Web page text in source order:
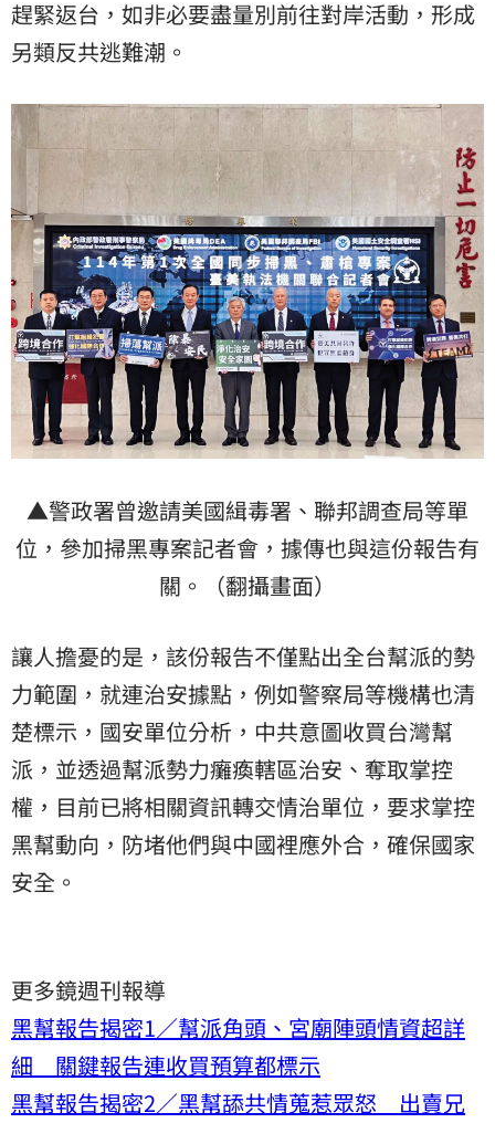
趕緊返台，如非必要盡量別前往對岸活動，形成
另類反共逃難潮。
▲警政署曾邀請美國緝毒署、聯邦調查局等單
位，參加掃黑專案記者會，據傳也與這份報告有
關。（翻攝畫面）
讓人擔憂的是，該份報告不僅點出全台幫派的勢
力範圍，就連治安據點，例如警察局等機構也清
楚標示，國安單位分析，中共意圖收買台灣幫
派，並透過幫派勢力癱瘓轄區治安、奪取掌控
權，目前已將相關資訊轉交情治單位，要求掌控
黑幫動向，防堵他們與中國裡應外合，確保國家
安全。
更多鏡週刊報導
黑幫報告揭密1／幫派角頭、宮廟陣頭情資超詳
細 關鍵報告連收買預算都標示
黑幫報告揭密2／黑幫舔共情蒐惹眾怒 出賣兄